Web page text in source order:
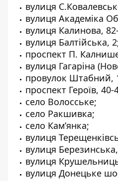
вулиця
вулиця Академіка
вулиця Калинова,
вулиця Балтійська,
проспект П.
вулиця Гагаріна
провулок Штабний,
проспект Героїв, 40-
село Волосське;
село Ракшивка;
село Кам’янка;
вулиця
вулиця
вулиця
вулиця Донецьке